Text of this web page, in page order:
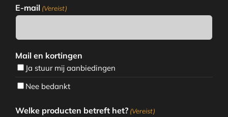
E-mail (Vereist)
Mail en kortingen
Ja stuur mij aanbiedingen
Nee bedankt
Welke producten betreft het? (Vereist)